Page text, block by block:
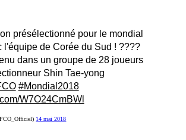
présélectionné pour le mondial
l'équipe de Corée du Sud ! ????
dans un groupe de 28 joueurs
Shin Tae-yong
#Mondial2018
W7O24CmBWl
14 mai 2018